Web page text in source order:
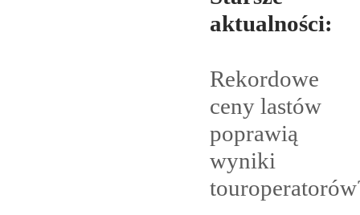
aktualności:
Rekordowe
ceny lastów
poprawią
wyniki